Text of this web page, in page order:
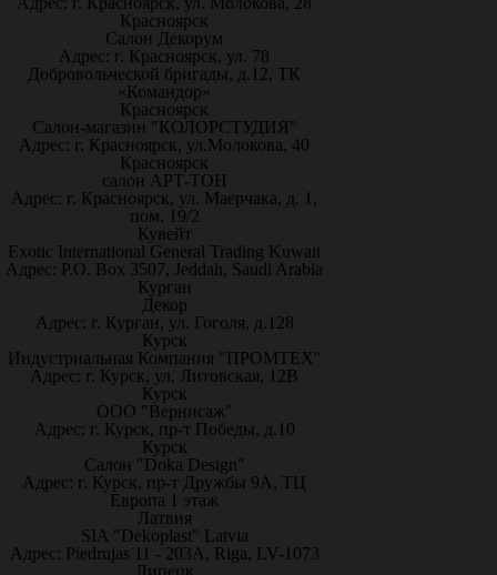
Красноярск
Салон Декорум
Адрес: г. Красноярск, ул. 78
Добровольческой бригады, д.12, ТК
«Командор»
Красноярск
Салон-магазин "КОЛОРСТУДИЯ"
Адрес: г. Красноярск, ул.Молокова, 40
Красноярск
салон АРТ-ТОН
Адрес: г. Красноярск, ул. Маерчака, д. 1,
пом. 19/2
Кувейт
Exotic International General Trading Kuwait
Адрес: P.O. Box 3507, Jeddah, Saudi Arabia
Курган
Декор
Адрес: г. Курган, ул. Гоголя, д.128
Курск
Индустриальная Компания "ПРОМТЕХ"
Адрес: г. Курск, ул. Литовская, 12В
Курск
ООО "Вернисаж"
Адрес: г. Курск, пр-т Победы, д.10
Курск
Салон "Doka Design"
Адрес: г. Курск, пр-т Дружбы 9А, ТЦ
Европа 1 этаж
Латвия
SIA "Dekoplast" Latvia
Адрес: Piedrujas 11 - 203A, Riga, LV-1073
Липецк